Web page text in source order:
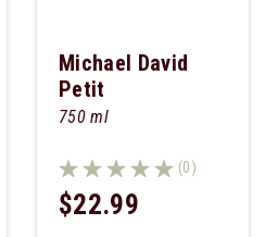
Michael David
Petit
750 ml
(0)
$22.99